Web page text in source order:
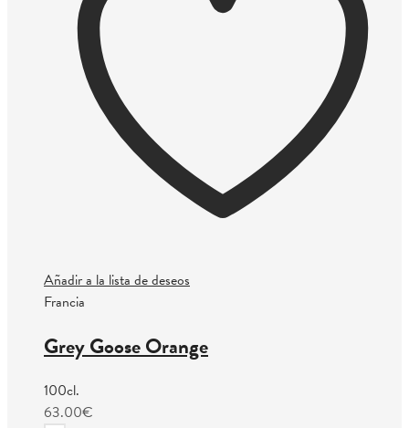
Añadir a la lista de deseos
Francia
Grey Goose Orange
100cl.
63.00€